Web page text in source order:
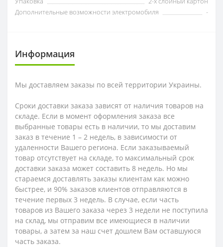
Дополнительные возможности электромобиля
-
Информация
Мы доставляем заказы по всей территории Украины.
Сроки доставки заказа зависят от наличия товаров на
складе. Если в момент оформления заказа все
выбранные товары есть в наличии, то мы доставим
заказ в течение 1 – 2 недель, в зависимости от
удаленности Вашего региона. Если заказываемый
товар отсутствует на складе, то максимальный срок
доставки заказа может составить 8 недель. Но мы
стараемся доставлять заказы клиентам как можно
быстрее, и 90% заказов клиентов отправляются в
течение первых 3 недель. В случае, если часть
товаров из Вашего заказа через 3 недели не поступила
на склад, мы отправим все имеющиеся в наличии
товары, а затем за наш счет дошлем Вам оставшуюся
часть заказа.